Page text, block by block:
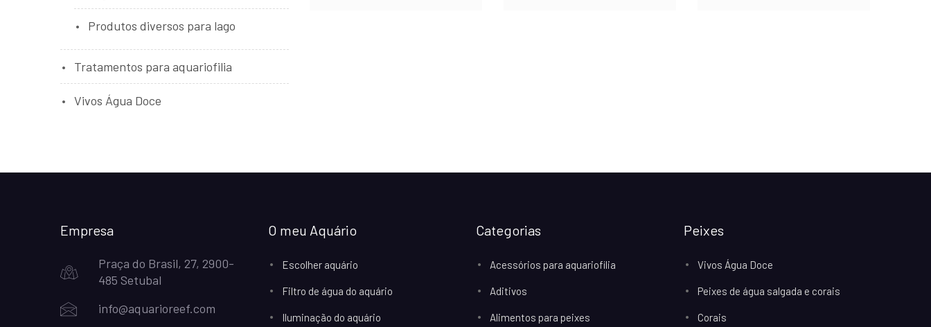
Produtos diversos para lago
Tratamentos para aquariofilia
Vivos Água Doce
Empresa
Praça do Brasil, 27, 2900-
485 Setubal
info@aquarioreef.com
O meu Aquário
Escolher aquário
Filtro de água do aquário
Iluminação do aquário
Categorias
Acessórios para aquariofilia
Aditivos
Alimentos para peixes
Peixes
Vivos Água Doce
Peixes de água salgada e corais
Corais